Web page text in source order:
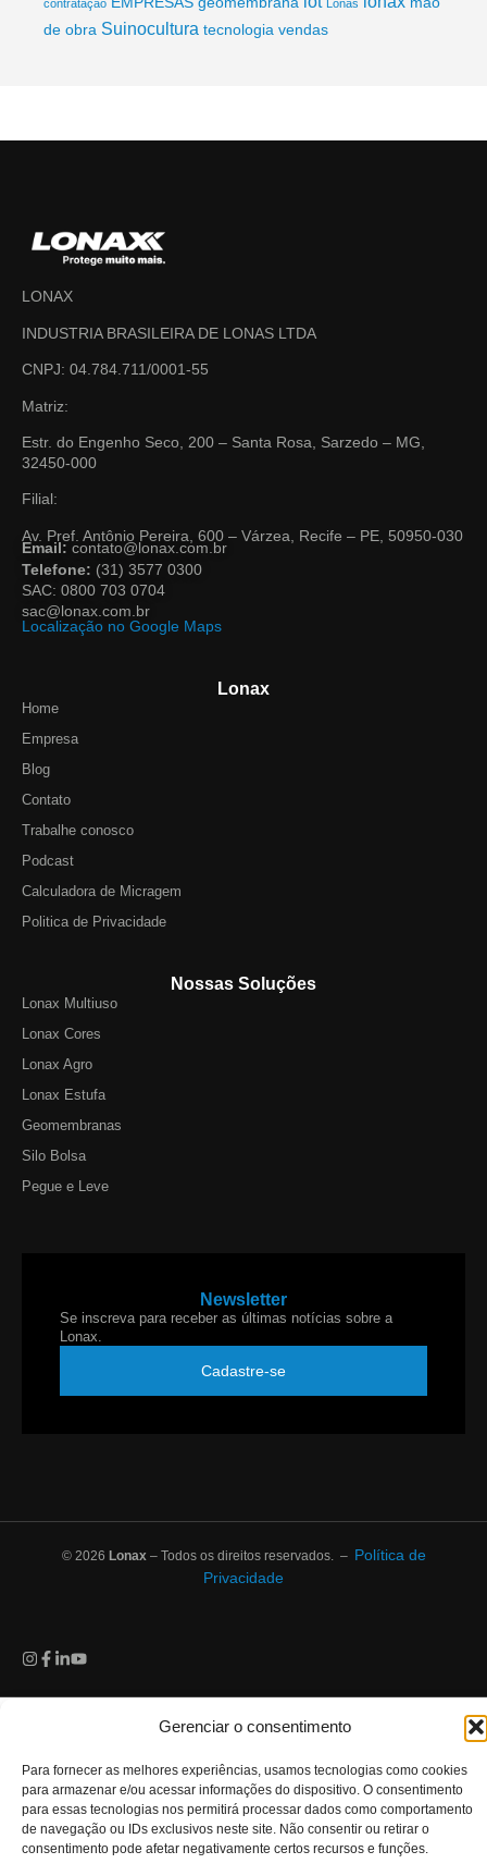
Gerenciar o consentimento
Para fornecer as melhores experiências, usamos tecnologias como cookies
para armazenar e/ou acessar informações do dispositivo. O consentimento
para essas tecnologias nos permitirá processar dados como comportamento
de navegação ou IDs exclusivos neste site. Não consentir ou retirar o
consentimento pode afetar negativamente certos recursos e funções.
contratação Lonas
de obra Suinocultura tecnologia vendas
LONAX
INDUSTRIA BRASILEIRA DE LONAS LTDA
CNPJ: 04.784.711/0001-55
Matriz:
Estr. do Engenho Seco, 200 – Santa Rosa, Sarzedo – MG,
32450-000
Filial:
Av. Pref. Antônio Pereira, 600 – Várzea, Recife – PE, 50950-030
Email: contato@lonax.com.br
Telefone: (31) 3577 0300
SAC: 0800 703 0704
sac@lonax.com.br
Localização no Google Maps
Lonax
Home
Empresa
Blog
Contato
Trabalhe conosco
Podcast
Calculadora de Micragem
Politica de Privacidade
Nossas Soluções
Lonax Multiuso
Lonax Cores
Lonax Agro
Lonax Estufa
Geomembranas
Silo Bolsa
Pegue e Leve
Newsletter
Se inscreva para receber as últimas notícias sobre a
Lonax.
Cadastre-se
© 2026 Lonax – Todos os direitos reservados. – Política de
Privacidade